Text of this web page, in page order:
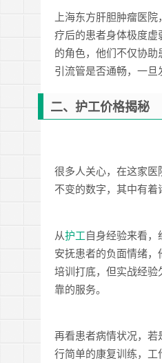
上海东方肝胆肿瘤医
疗后的患者身体极度虚
的角色，他们不仅协助
引流管是否通畅，一旦
二、护工价格揭秘
很多人关心，在这家医
不变的数字，其中有着
从护工自身经验来看
安抚患者的负面情绪
培训打底，但实战经
靠的服务。
再看患者病情状况，
行简单的康复训练，工